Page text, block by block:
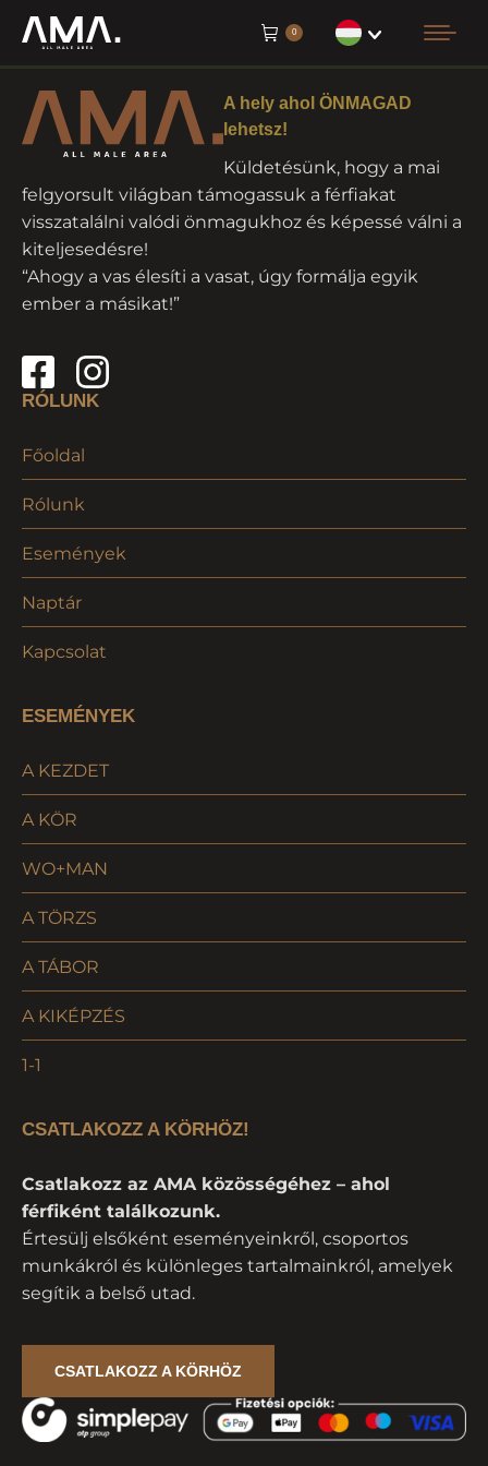
0
A hely ahol ÖNMAGAD
lehetsz!
Küldetésünk, hogy a mai
felgyorsult világban támogassuk a férfiakat
visszatalálni valódi önmagukhoz és képessé válni a
kiteljesedésre!
“Ahogy a vas élesíti a vasat, úgy formálja egyik
ember a másikat!”
RÓLUNK
Főoldal
Rólunk
Események
Naptár
Kapcsolat
ESEMÉNYEK
A KEZDET
A KÖR
WO+MAN
A TÖRZS
A TÁBOR
A KIKÉPZÉS
1-1
CSATLAKOZZ A KÖRHÖZ!
Csatlakozz az AMA közösségéhez – ahol
férfiként találkozunk.
Értesülj elsőként eseményeinkről, csoportos
munkákról és különleges tartalmainkról, amelyek
segítik a belső utad.
CSATLAKOZZ A KÖRHÖZ